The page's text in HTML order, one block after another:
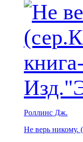
Роллинс Дж.
Не верь никому.